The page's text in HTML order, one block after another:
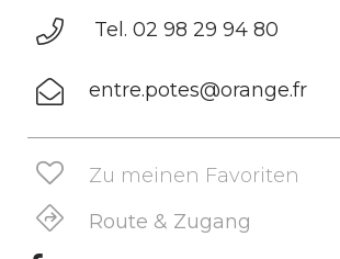
Tel. 02 98 29 94 80
entre.potes@orange.fr
Zu meinen Favoriten
Route & Zugang